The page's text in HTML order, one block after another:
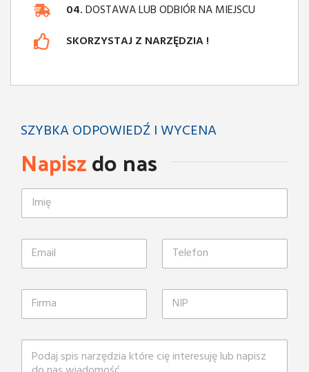
04.DOSTAWA LUB ODBIÓR NA MIEJSCU
SKORZYSTAJ Z NARZĘDZIA !
SZYBKA ODPOWIEDŹ I WYCENA
Napiszdo nas